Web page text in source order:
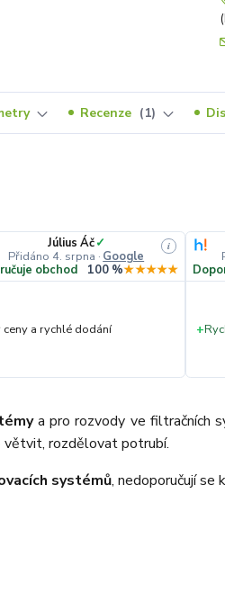
Recenze 1
Július Áč✓
Přidáno 4. srpna · Google
i
obchod 100 %★★★★★
ceny a rychlé dodání +
a pro rozvody ve filtračních
větvit, rozdělovat potrubí.
systémů, nedoporučují se